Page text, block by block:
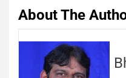
About The